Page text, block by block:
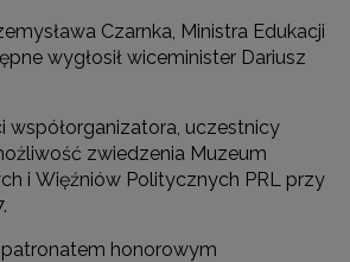
Czarnka, Ministra Edukacji
wygłosił wiceminister Dariusz
współorganizatora, uczestnicy
zwiedzenia Muzeum
i Więźniów Politycznych PRL przy
honorowym